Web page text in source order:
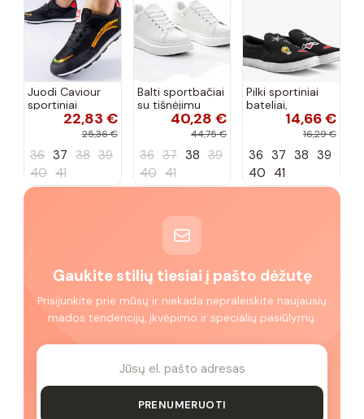
Juodi Caviour
sportiniai
sportbačiai22,83 €
25,36 €
36 37 38 39
40 41
Balti sportbačiai
su tišnėjimu
Peyton40,28 €
44,75 €
36 37 38 39
40 41
Pilki sportiniai
bateliai,
„Justice"14,66 €
16,29 €
36 37 38 39
40 41
Gaukite stilių tiesiai į pašto dėžutę
Prisijunkite prie mūsų ir niekada nepraleiskite naujausių
mados tendencijų, įkvėpimo ir specialių pasiūlymų.
PRENUMERUOTI